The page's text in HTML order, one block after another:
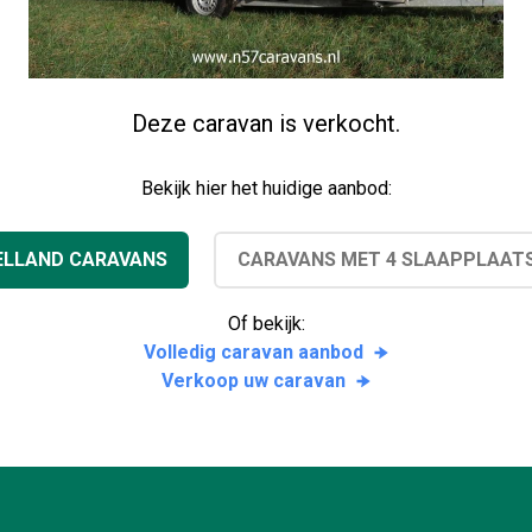
Deze caravan is verkocht.
Bekijk hier het huidige aanbod:
CARAVANS CARAVANS MET 4
Of bekijk:
Volledig caravan aanbod
Verkoop uw caravan